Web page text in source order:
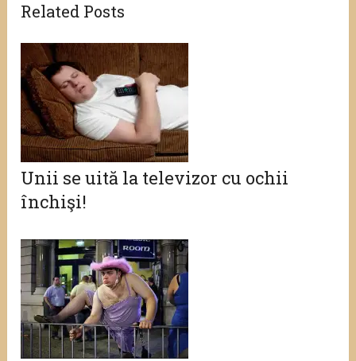
Related Posts
Unii se uită la televizor cu ochii
închişi!